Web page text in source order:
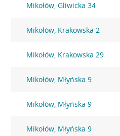
Mikołów, Gliwicka 34
Mikołów, Krakowska 2
Mikołów, Krakowska 29
Mikołów, Młyńska 9
Mikołów, Młyńska 9
Mikołów, Młyńska 9